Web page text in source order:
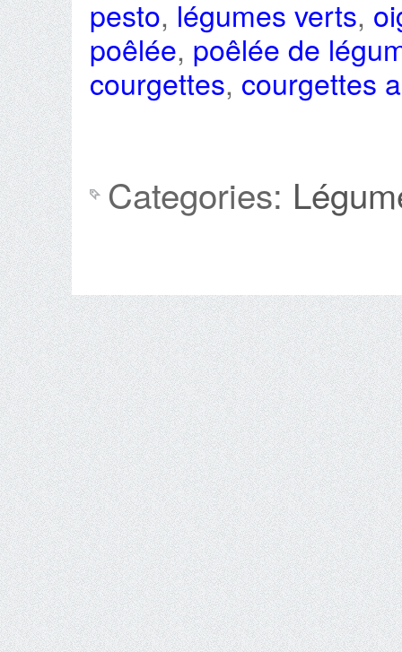
pesto, légumes verts,
poêlée, poêlée de
courgettes, courgettes
Categories: